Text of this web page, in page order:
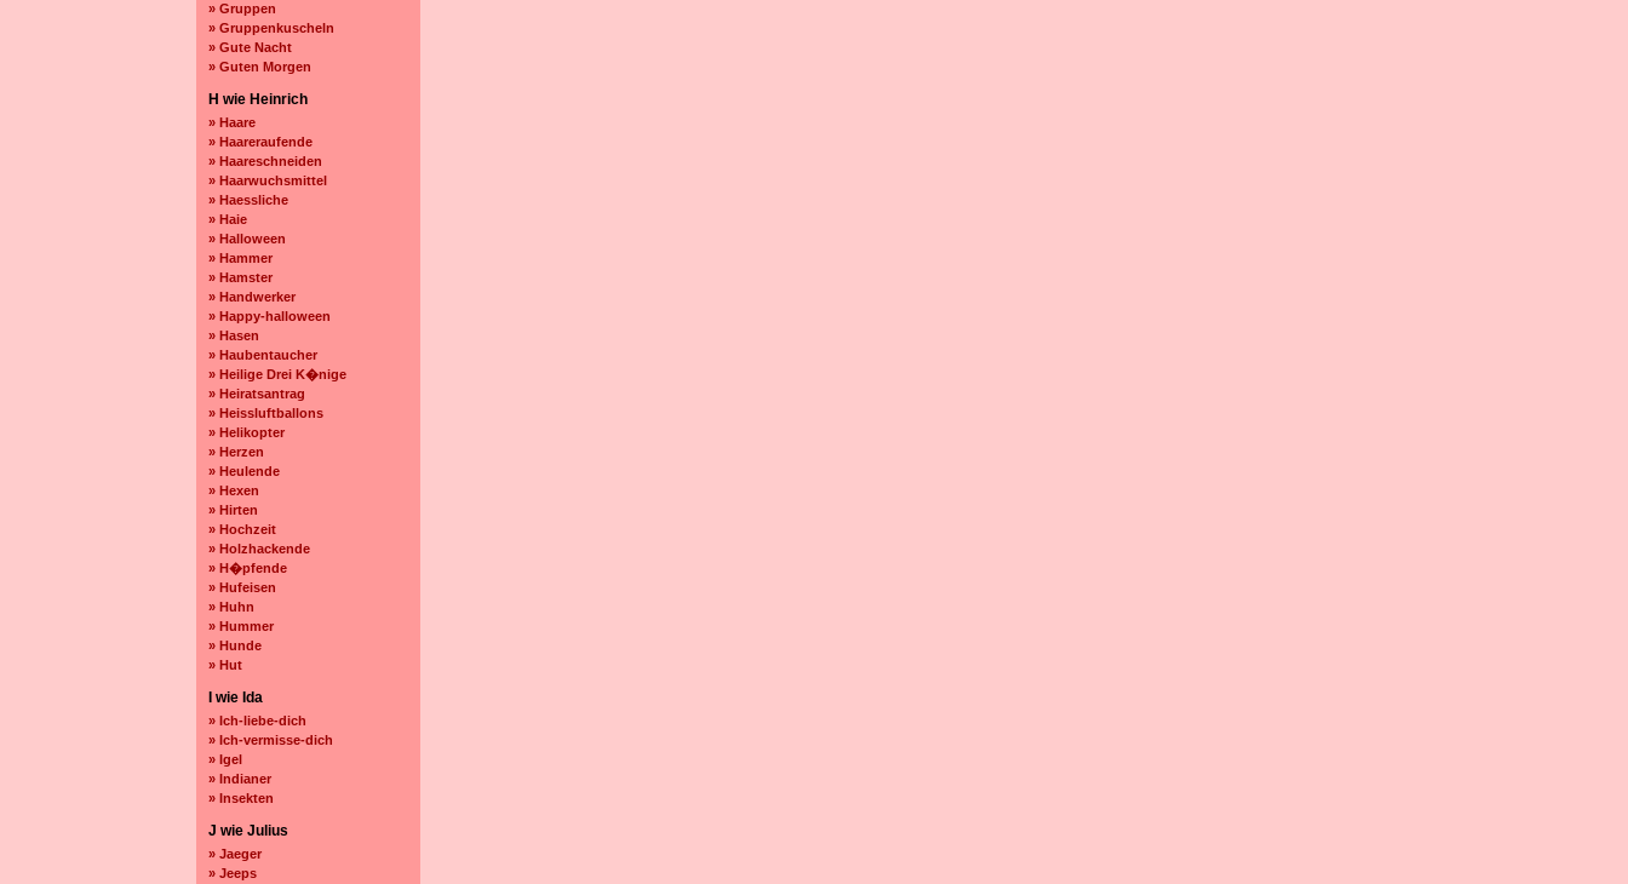
» Gruppen
» Gruppenkuscheln
» Gute Nacht
» Guten Morgen
H wie Heinrich
» Haare
» Haareraufende
» Haareschneiden
» Haarwuchsmittel
» Haessliche
» Haie
» Halloween
» Hammer
» Hamster
» Handwerker
» Happy-halloween
» Hasen
» Haubentaucher
» Heilige Drei K�nige
» Heiratsantrag
» Heissluftballons
» Helikopter
» Herzen
» Heulende
» Hexen
» Hirten
» Hochzeit
» Holzhackende
» H�pfende
» Hufeisen
» Huhn
» Hummer
» Hunde
» Hut
I wie Ida
» Ich-liebe-dich
» Ich-vermisse-dich
» Igel
» Indianer
» Insekten
J wie Julius
» Jaeger
» Jeeps